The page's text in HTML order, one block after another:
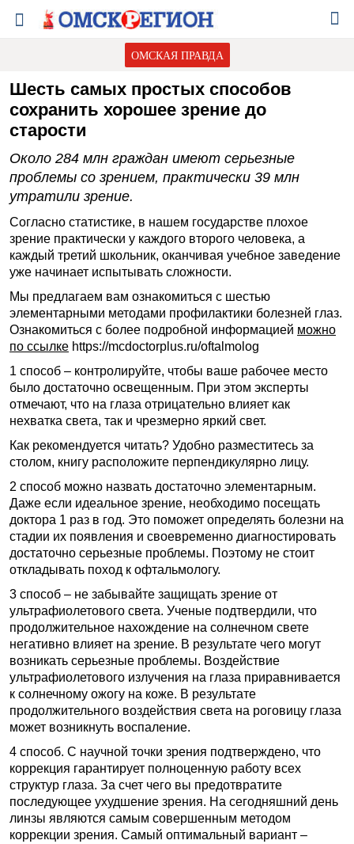
ОМСКАЯ ПРАВДА
Шесть самых простых способов
сохранить хорошее зрение до
старости
Около 284 млн граждан имеют серьезные
проблемы со зрением, практически 39 млн
утратили зрение.
Согласно статистике, в нашем государстве плохое
зрение практически у каждого второго человека, а
каждый третий школьник, оканчивая учебное заведение
уже начинает испытывать сложности.
Мы предлагаем вам ознакомиться с шестью
элементарными методами профилактики болезней глаз.
Ознакомиться с более подробной информацией можно
по ссылке https://mcdoctorplus.ru/oftalmolog
1 способ – контролируйте, чтобы ваше рабочее место
было достаточно освещенным. При этом эксперты
отмечают, что на глаза отрицательно влияет как
нехватка света, так и чрезмерно яркий свет.
Как рекомендуется читать? Удобно разместитесь за
столом, книгу расположите перпендикулярно лицу.
2 способ можно назвать достаточно элементарным.
Даже если идеальное зрение, необходимо посещать
доктора 1 раз в год. Это поможет определять болезни на
стадии их появления и своевременно диагностировать
достаточно серьезные проблемы. Поэтому не стоит
откладывать поход к офтальмологу.
3 способ – не забывайте защищать зрение от
ультрафиолетового света. Ученые подтвердили, что
продолжительное нахождение на солнечном свете
негативно влияет на зрение. В результате чего могут
возникать серьезные проблемы. Воздействие
ультрафиолетового излучения на глаза приравнивается
к солнечному ожогу на коже. В результате
продолжительного воздействия света на роговицу глаза
может возникнуть воспаление.
4 способ. С научной точки зрения подтверждено, что
коррекция гарантирует полноценную работу всех
структур глаза. За счет чего вы предотвратите
последующее ухудшение зрения. На сегодняшний день
линзы являются самым совершенным методом
коррекции зрения. Самый оптимальный вариант –